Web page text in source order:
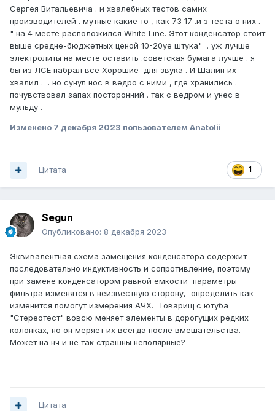
Сергея Витальевича . и хвалебных тестов самих
производителей . мутные какие то , как 73 17 .и з теста о них .
" на 4 месте расположился White Line. Этот конденсатор стоит
выше средне-бюджетных ценой 10-20уе штука" . уж лучше
электролиты на месте оставить .советская бумага лучше . я
бы из ЛСЕ набрал все Хорошие для звука . И Шалин их
хвалил . . но сунул нос в ведро с ними , где хранились .
почувствовал запах посторонний . так с ведром и унес в
мульду .
Изменено 7 декабря 2023 пользователем Anatolii
1
Цитата
Segun
Опубликовано: 8 декабря 2023
Эквивалентная схема замещения конденсатора содержит
последовательно индуктивность и сопротивление, поэтому
при замене конденсатором равной емкости параметры
фильтра изменятся в неизвестную сторону, определить как
изменится помогут измерения АЧХ. Товарищ с ютуба
"Стереотест" вовсю меняет элементы в дорогущих редких
колонках, но он меряет их всегда после вмешательства.
Может на нч и не так страшны неполярные?
Цитата